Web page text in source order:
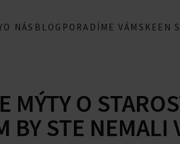
O NÁS BLOG PORADÍME VÁM SKEEN
MÝTY O
BY STE NEMALI